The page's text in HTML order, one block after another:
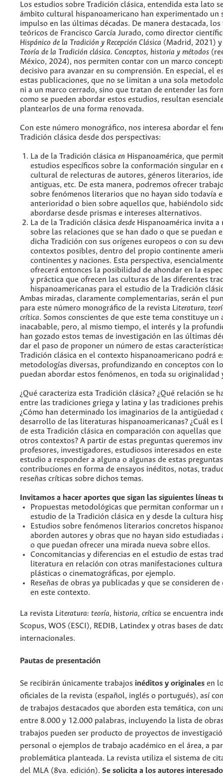
Los estudios sobre Tradición clásica, entendida esta lato
ámbito cultural hispanoamericano han experimentado un
impulso en las últimas décadas. De manera destacada,
teóricos de Francisco García Jurado, como director
Hispánico de la Tradición y Recepción Clásica (Madrid, 2021)
Teoría de la Tradición clásica. Conceptos, historia y métodos
México, 2024), nos permiten contar con un marco
decisivo para avanzar en su comprensión. En especial, el
estas publicaciones, que no se limitan a una sola
ni a un marco cerrado, sino que tratan de entender las
como se pueden abordar estos estudios, resultan
plantearlos de una forma renovada.
Con este número monográfico, nos interesa abordar el
Tradición clásica desde dos perspectivas:
La de la Tradición clásica en Hispanoamérica, que
estudios específicos sobre la conformación singular en
cultural de relecturas de autores, géneros literarios,
antiguas, etc. De esta manera, podremos ofrecer
sobre fenómenos literarios que no hayan sido todavía
anterioridad o bien sobre aquellos que, habiéndolo
abordarse desde prismas e intereses alternativos.
La de la Tradición clásica desde Hispanoamérica invita
sobre las relaciones que se han dado o que se puedan
dicha Tradición con sus orígenes europeos o con su
contextos posibles, dentro del propio continente
continentes y naciones. Esta perspectiva,
ofrecerá entonces la posibilidad de ahondar en la
y práctica que ofrecen las culturas de las diferentes
hispanoamericanas para el estudio de la Tradición
Ambas miradas, claramente complementarias, serán el
para este número monográfico de la revista Literatura,
crítica. Somos conscientes de que este tema constituye un
inacabable, pero, al mismo tiempo, el interés y la
han gozado estos temas de investigación en las últimas
dar el paso de proponer un número de estas
Tradición clásica en el contexto hispanoamericano podrá
metodologías diversas, profundizando en conceptos con
puedan abordar estos fenómenos, en toda su originalidad
¿Qué caracteriza esta Tradición clásica? ¿Qué relación se
entre las tradiciones griega y latina y las tradiciones
¿Cómo han determinado los imaginarios de la antigüedad
desarrollo de las literaturas hispanoamericanas? ¿Cuál es
de esta Tradición clásica en comparación con aquellas
otros contextos? A partir de estas preguntas queremos
profesores, investigadores, estudiosos interesados en
estudio a responder a alguna o algunas de estas
contribuciones en forma de ensayos inéditos, notas,
reseñas críticas sobre dichos temas.
Invitamos a hacer aportes que sigan las siguientes líneas
Propuestas metodológicas que permitan conformar un
estudio de la Tradición clásica en y desde la cultura
Estudios sobre fenómenos literarios concretos
aborden autores y obras que no hayan sido
o que puedan ofrecer una mirada nueva sobre ellos.
Concomitancias y diferencias en el estudio de estas
literatura en relación con otras manifestaciones
plásticas o cinematográficas, por ejemplo.
Reseñas de obras ya publicadas y que se consideren
en este contexto.
La revista Literatura: teoría, historia, crítica se encuentra
Scopus, WOS (ESCI), REDIB, Latindex y otras bases de
internacionales.
Pautas de presentación
Se recibirán únicamente trabajos inéditos y originales en
oficiales de la revista (español, inglés o portugués), así
de trabajos destacados que aborden esta temática, con
entre 8.000 y 12.000 palabras, incluyendo la lista de
trabajos pueden ser producto de proyectos de
personal o ejemplos de trabajo académico en el área, a
problemática planteada. La revista utiliza el sistema de
del MLA (8va. edición). Se solicita a los autores